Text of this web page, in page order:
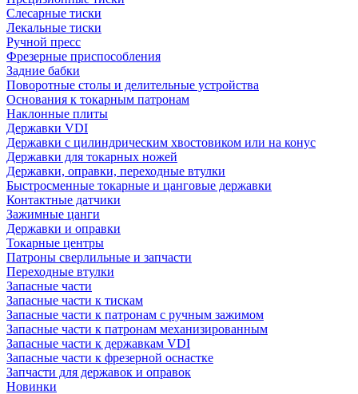
Слесарные тиски
Лекальные тиски
Ручной пресс
Фрезерные приспособления
Задние бабки
Поворотные столы и делительные устройства
Основания к токарным патронам
Наклонные плиты
Державки VDI
Державки с цилиндрическим хвостовиком или на конус
Державки для токарных ножей
Державки, оправки, переходные втулки
Быстросменные токарные и цанговые державки
Контактные датчики
Зажимные цанги
Державки и оправки
Токарные центры
Патроны сверлильные и запчасти
Переходные втулки
Запасные части
Запасные части к тискам
Запасные части к патронам с ручным зажимом
Запасные части к патронам механизированным
Запасные части к державкам VDI
Запасные части к фрезерной оснастке
Запчасти для державок и оправок
Новинки